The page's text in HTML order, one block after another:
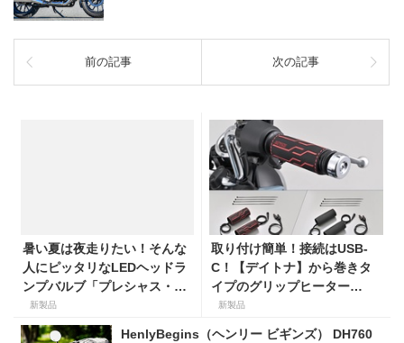
前の記事 次の記事
暑い夏は夜走りたい！そんな
人にピッタリなLEDヘッドラ
ンプバルブ「プレシャス・レ
イ ZX」が【デイトナ】から
登場
新製品
取り付け簡単！接続はUSB-
C！【デイトナ】から巻きタ
イプのグリップヒーター
「HOT GRIP WRAP HEAT」
新製品
HenlyBegins（ヘンリー ビギンズ） DH760